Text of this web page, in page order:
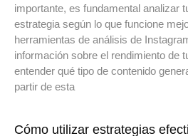
importante, es fundamental analizar
estrategia según lo que funcione
herramientas de análisis de
información sobre el rendimiento de
entender qué tipo de contenido
partir de esta
Cómo utilizar estrategias